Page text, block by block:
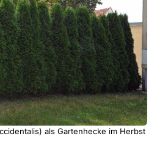
als Gartenhecke im Herbst